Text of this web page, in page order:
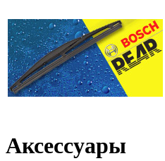
Аксессуары